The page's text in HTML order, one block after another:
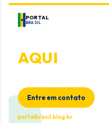
PORTAL
BRASIL
AQUI
Entre em contato
portalbrasil.blog.br